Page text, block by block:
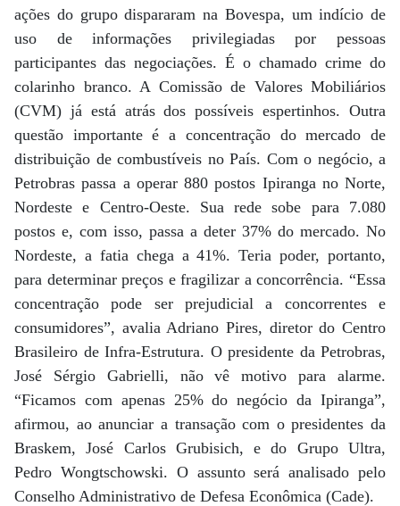
ações do grupo dispararam na Bovespa, um indício de
uso de informações privilegiadas por pessoas
participantes das negociações. É o chamado crime do
colarinho branco. A Comissão de Valores Mobiliários
(CVM) já está atrás dos possíveis espertinhos. Outra
questão importante é a concentração do mercado de
distribuição de combustíveis no País. Com o negócio, a
Petrobras passa a operar 880 postos Ipiranga no Norte,
Nordeste e Centro-Oeste. Sua rede sobe para 7.080
postos e, com isso, passa a deter 37% do mercado. No
Nordeste, a fatia chega a 41%. Teria poder, portanto,
para determinar preços e fragilizar a concorrência. “Essa
concentração pode ser prejudicial a concorrentes e
consumidores”, avalia Adriano Pires, diretor do Centro
Brasileiro de Infra-Estrutura. O presidente da Petrobras,
José Sérgio Gabrielli, não vê motivo para alarme.
“Ficamos com apenas 25% do negócio da Ipiranga”,
afirmou, ao anunciar a transação com o presidentes da
Braskem, José Carlos Grubisich, e do Grupo Ultra,
Pedro Wongtschowski. O assunto será analisado pelo
Conselho Administrativo de Defesa Econômica (Cade).